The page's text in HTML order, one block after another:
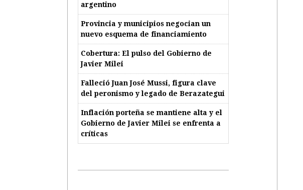
argentino
Provincia y municipios negocian un
nuevo esquema de financiamiento
Cobertura: El pulso del Gobierno de
Javier Milei
Falleció Juan José Mussi, figura clave
del peronismo y legado de Berazategui
Inflación porteña se mantiene alta y el
Gobierno de Javier Milei se enfrenta a
críticas